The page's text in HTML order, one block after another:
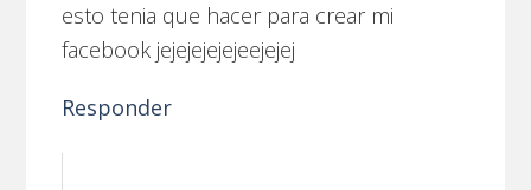
esto tenia que hacer para crear mi
facebook jejejejejejeejejej
Responder